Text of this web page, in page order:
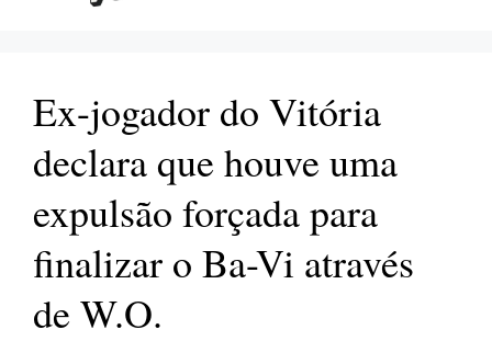
Ex-jogador do Vitória
declara que houve uma
expulsão forçada para
finalizar o Ba-Vi através
de W.O.